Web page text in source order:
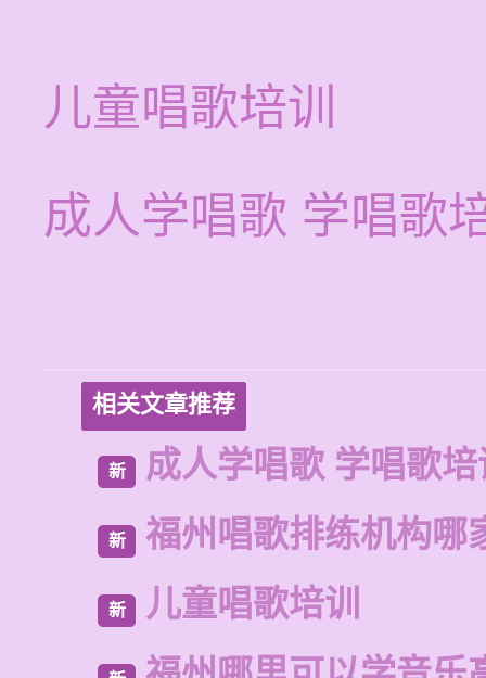
儿童唱歌培训
成人学唱歌 学唱歌
相关文章推荐
新 成人学唱歌 学唱歌
新 福州唱歌排练机构哪
新 儿童唱歌培训